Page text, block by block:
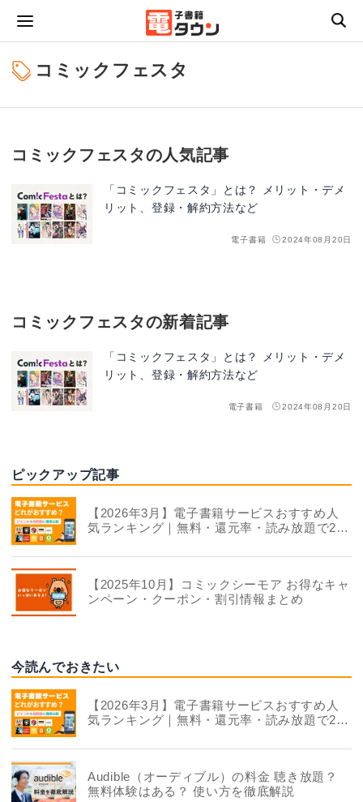
コミックフェスタ
コミックフェスタの人気記事
「コミックフェスタ」とは？ メリット・デメ
リット、登録・解約方法など
電子書籍 2024年08月20日
コミックフェスタの新着記事
「コミックフェスタ」とは？ メリット・デメ
リット、登録・解約方法など
電子書籍 2024年08月20日
ピックアップ記事
【2026年3月】電子書籍サービスおすすめ人
気ランキング｜無料・還元率・読み放題で22
【2025年10月】コミックシーモア お得なキャ
ンペーン・クーポン・割引情報まとめ
今読んでおきたい
【2026年3月】電子書籍サービスおすすめ人
気ランキング｜無料・還元率・読み放題で22
Audible（オーディブル）の料金 聴き放題？
無料体験はある？ 使い方を徹底解説